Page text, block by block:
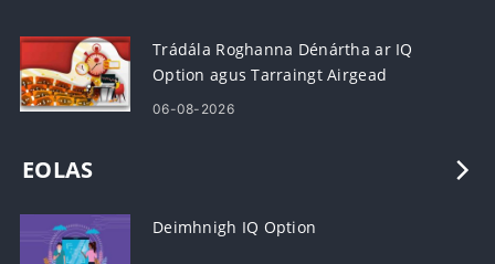
Trádála Roghanna Dénártha ar IQ
Option agus Tarraingt Airgead
06-08-2026
EOLAS
Deimhnigh IQ Option